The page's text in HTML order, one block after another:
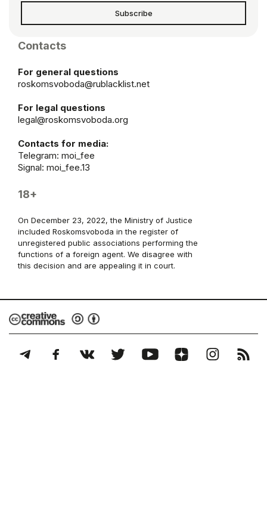
Subscribe
Contacts
For general questions
roskomsvoboda@rublacklist.net
For legal questions
legal@roskomsvoboda.org
Contacts for media:
Telegram: moi_fee
Signal: moi_fee.13
18+
On December 23, 2022, the Ministry of Justice
included Roskomsvoboda in the register of
unregistered public associations performing the
functions of a foreign agent. We disagree with
this decision and are appealing it in court.